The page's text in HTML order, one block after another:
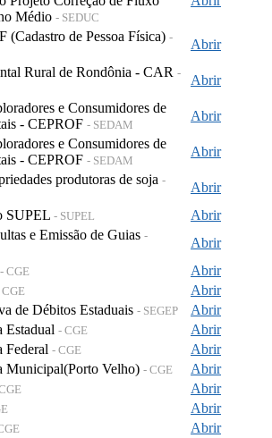
Médio - SEDUC
(Cadastro de Pessoa Física) -
Abrir
Rural de Rondônia - CAR -
Abrir
e Consumidores de
- CEPROF - SEDAM
Abrir
e Consumidores de
- CEPROF - SEDAM
Abrir
produtoras de soja -
Abrir
SUPEL - SUPEL
Abrir
e Emissão de Guias -
Abrir
- CGE
Abrir
CGE
Abrir
de Débitos Estaduais - SEGEP
Abrir
Estadual - CGE
Abrir
Federal - CGE
Abrir
Municipal(Porto Velho) - CGE
Abrir
Abrir
Abrir
Abrir